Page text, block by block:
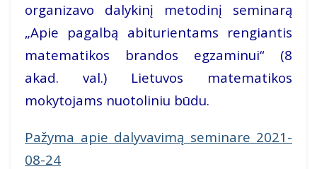
organizavo dalykinį metodinį seminarą
„Apie pagalbą abiturientams rengiantis
matematikos brandos egzaminui“ (8
akad. val.) Lietuvos matematikos
mokytojams nuotoliniu būdu.
Pažyma apie dalyvavimą seminare 2021-
08-24